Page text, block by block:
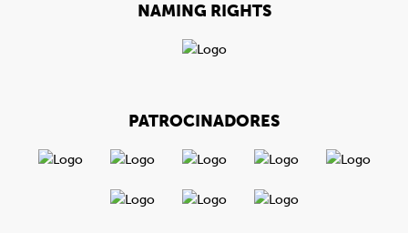
NAMING RIGHTS
PATROCINADORES